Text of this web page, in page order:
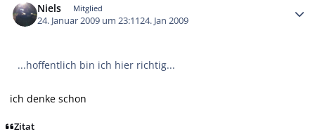
Niels Mitglied
24. Januar 2009 um 23:1124. Jan 2009
...hoffentlich bin ich hier richtig...
ich denke schon
Zitat